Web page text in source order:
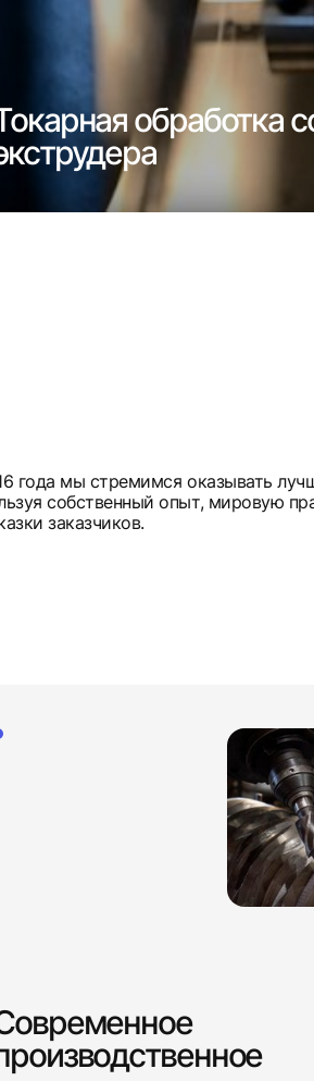
обработка
года мы стремимся оказывать
собственный опыт, мировую
заказчиков.